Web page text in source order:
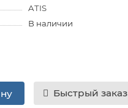
ATIS
В наличии
Быстрый заказ